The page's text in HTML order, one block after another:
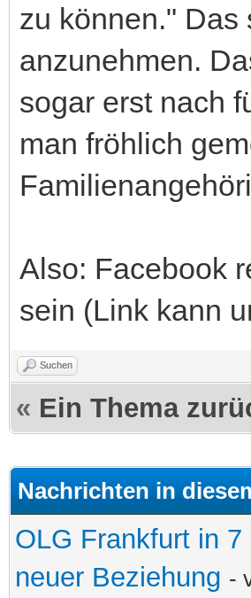
zu können." Das
anzunehmen.
sogar erst nach
man fröhlich
Also: Facebook
sein (Link kann
Suchen
« Ein Thema
Nachrichten in
OLG Frankfurt in
neuer Beziehung -